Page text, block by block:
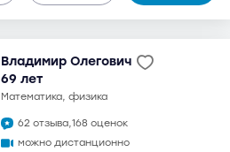
Владимир Олегович
69 лет
математика, физика
62 отзыва,168 оценок
можно дистанционно